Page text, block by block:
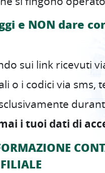
se riceverlo a
e NON dare
sui link ricevuti
o i codici via sms,
i tuoi dati di
FILIALE